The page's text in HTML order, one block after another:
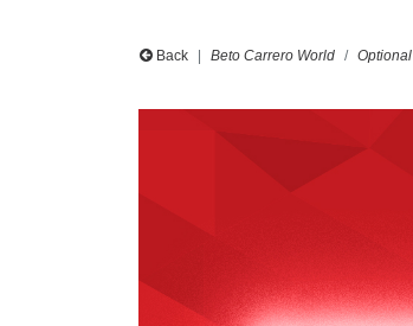
Back Beto Carrero World Optional